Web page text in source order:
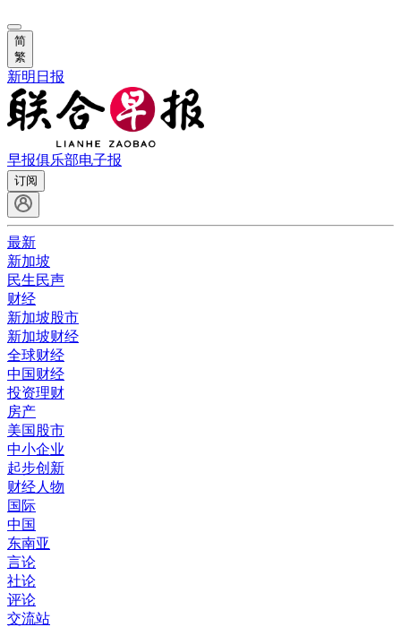
简
繁
新明日报
早报俱乐部电子报
订阅
最新
新加坡
民生民声
财经
新加坡股市
新加坡财经
全球财经
中国财经
投资理财
房产
美国股市
中小企业
起步创新
财经人物
国际
中国
东南亚
言论
社论
评论
交流站